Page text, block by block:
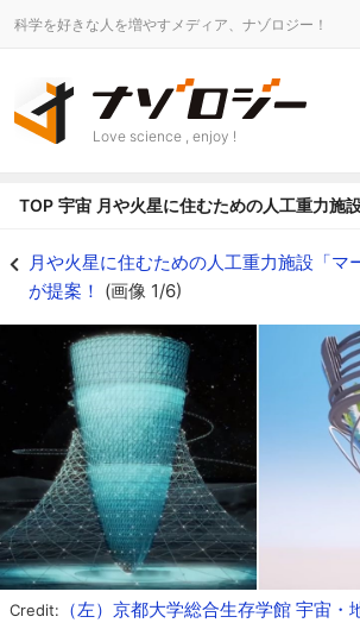
科学を好きな人を増やすメディア、ナゾロジー！
Love science , enjoy !
TOP 宇宙 月や火星に住むための人工重力施
月や火星に住むための人工重力施設「マ
が提案！ (画像 1/6)
Credit:
（左）京都大学総合生存学館 宇宙・